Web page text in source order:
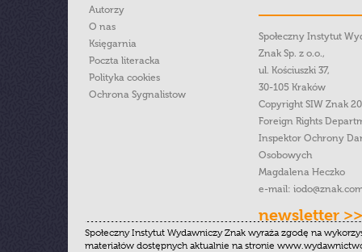
Autorzy
O nas
Księgarnia
Poczta literacka
Polityka cookies
Ochrona Sygnalistow
Społeczny Instytut
Znak Sp. z o.o.,
ul. Kościuszki 37,
30-105 Kraków
Copyright SIW Znak
Foreign Rights
Inspektor Ochrony
Osobowych
Magdalena Heczko
e-mail:
newsletter >>
Społeczny Instytut Wydawniczy Znak wyraża zgodę na
materiałów dostępnych aktualnie na stronie